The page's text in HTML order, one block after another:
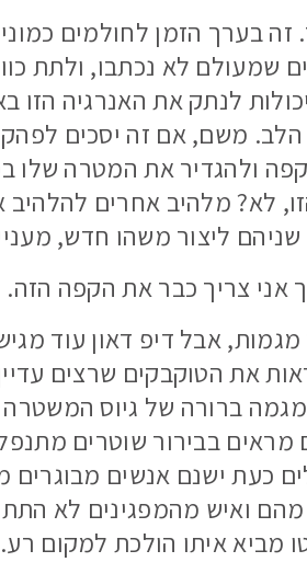
בבוקר. זה בערך הזמן לחולמים
שמעולם לא נכתבו, ולתת
לנתק את האנרגיה הזו
הלב. משם, אם זה יסכים
ולהגדיר את המטרה שלו
לא? מלהיב אחרים להלהיב
ליצור משהו חדש,
אני צריך כבר את הקפה הזה.
אבל דיפ דאון עוד
את הטוקבקים שרצים
ברורה של גיוס המשטרה
מראים בבירור שוטרים
כעת ישנם אנשים מבוגרים
ואיש מהמפגינים לא
מביא איתו הולכת למקום